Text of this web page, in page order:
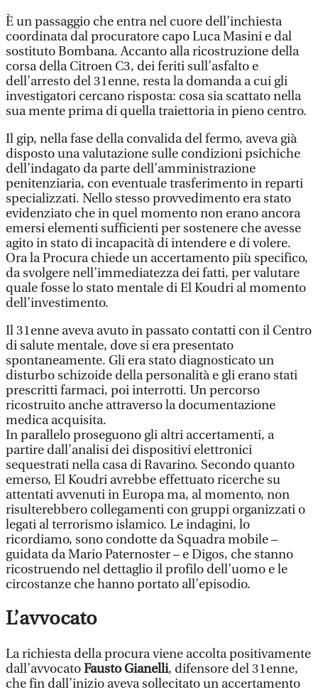
È un passaggio che entra nel cuore dell’inchiesta
coordinata dal procuratore capo Luca Masini e dal
sostituto Bombana. Accanto alla ricostruzione della
corsa della Citroen C3, dei feriti sull’asfalto e
dell’arresto del 31enne, resta la domanda a cui gli
investigatori cercano risposta: cosa sia scattato nella
sua mente prima di quella traiettoria in pieno centro.
Il gip, nella fase della convalida del fermo, aveva già
disposto una valutazione sulle condizioni psichiche
dell’indagato da parte dell’amministrazione
penitenziaria, con eventuale trasferimento in reparti
specializzati. Nello stesso provvedimento era stato
evidenziato che in quel momento non erano ancora
emersi elementi sufficienti per sostenere che avesse
agito in stato di incapacità di intendere e di volere.
Ora la Procura chiede un accertamento più specifico,
da svolgere nell’immediatezza dei fatti, per valutare
quale fosse lo stato mentale di El Koudri al momento
dell’investimento.
Il 31enne aveva avuto in passato contatti con il Centro
di salute mentale, dove si era presentato
spontaneamente. Gli era stato diagnosticato un
disturbo schizoide della personalità e gli erano stati
prescritti farmaci, poi interrotti. Un percorso
ricostruito anche attraverso la documentazione
medica acquisita.
In parallelo proseguono gli altri accertamenti, a
partire dall’analisi dei dispositivi elettronici
sequestrati nella casa di Ravarino. Secondo quanto
emerso, El Koudri avrebbe effettuato ricerche su
attentati avvenuti in Europa ma, al momento, non
risulterebbero collegamenti con gruppi organizzati o
legati al terrorismo islamico. Le indagini, lo
ricordiamo, sono condotte da Squadra mobile –
guidata da Mario Paternoster – e Digos, che stanno
ricostruendo nel dettaglio il profilo dell’uomo e le
circostanze che hanno portato all’episodio.
L’avvocato
La richiesta della procura viene accolta positivamente
dall’avvocatoFausto Gianelli, difensore del 31enne,
che fin dall’inizio aveva sollecitato un accertamento